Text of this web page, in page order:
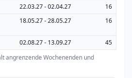
22.03.27 - 02.04.27
16
18.05.27 - 28.05.27 16
02.08.27 - 13.09.27
45
angrenzende Wochenenden und